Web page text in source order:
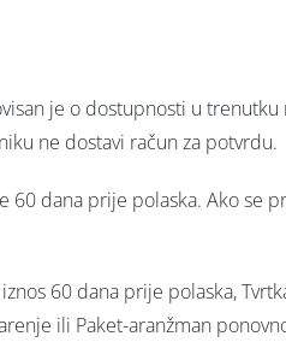
je o dostupnosti u
ne dostavi račun za potvrdu.
60 dana prije polaska. Ako se
60 dana prije polaska,
ili Paket-aranžman